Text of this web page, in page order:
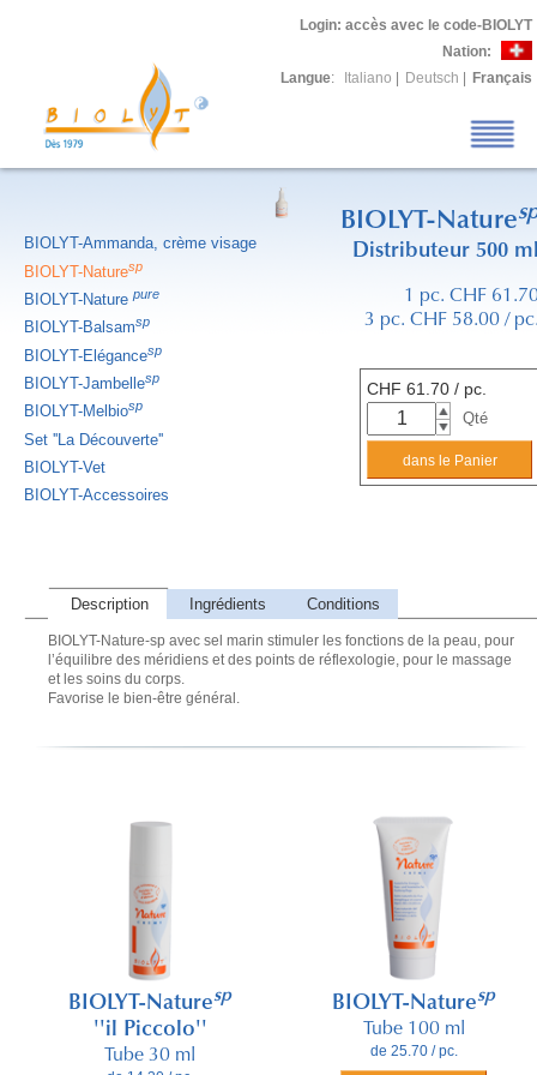
Login: accès avec le code-BIOLYT
Nation:
Langue: Italiano Deutsch Français
BIOLYT-Ammanda, crème visage
BIOLYT-Naturesp
BIOLYT-Naturepure
BIOLYT-Balsamsp
BIOLYT-Elégancesp
BIOLYT-Jambellesp
BIOLYT-Melbiosp
Set ''La Découverte''
BIOLYT-Vet
BIOLYT-Accessoires
BIOLYT-Nature
Distributeur 500
1 pc. CHF
3 pc. CHF 58.00 /
CHF 61.70 / pc.
Qté
Description Ingrédients Conditions
BIOLYT-Nature-sp avec sel marin stimuler les fonctions de la peau, pour
l’équilibre des méridiens et des points de réflexologie, pour le massage
et les soins du corps.
Favorise le bien-être général.
BIOLYT-Naturesp
''il Piccolo''
Tube 30 ml
BIOLYT-Naturesp
Tube 100 ml
de 25.70 / pc.